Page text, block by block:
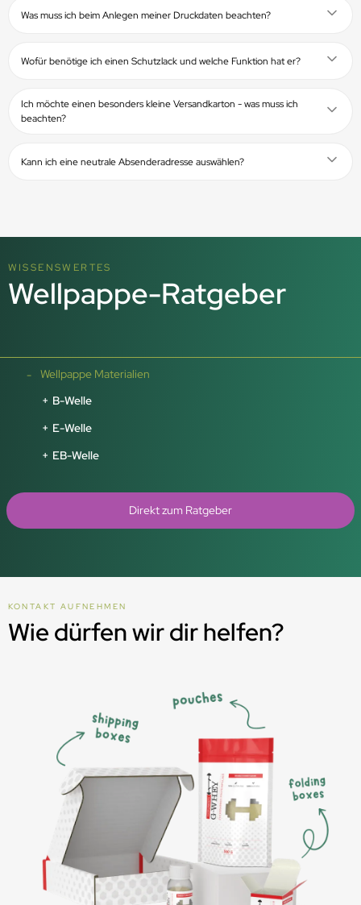
Was muss ich beim Anlegen meiner Druckdaten beachten?
Wofür benötige ich einen Schutzlack und welche Funktion hat er?
Ich möchte einen besonders kleine Versandkarton - was muss ich
beachten?
Kann ich eine neutrale Absenderadresse auswählen?
WISSENSWERTES
Wellpappe-Ratgeber
Wellpappe Materialien
B-Welle
E-Welle
EB-Welle
Direkt zum Ratgeber
KONTAKT AUFNEHMEN
Wie dürfen wir dir helfen?